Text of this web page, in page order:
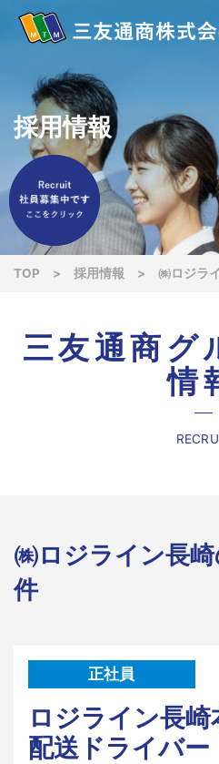
採用情報
TOP > 採用情報 > ㈱ロジラ
三友通商グ
情
㈱ロジライン長
件
正社員
ロジライン長
配送ドライバー